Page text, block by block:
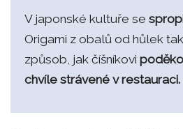
V japonské kultuře se
Origami z obalů od hůlek
způsob, jak číšníkovi
chvíle strávené v restauraci.